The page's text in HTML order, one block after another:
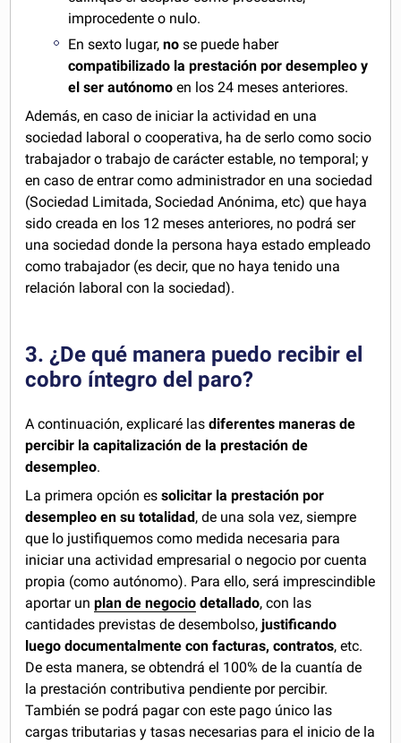
improcedente o nulo.
En sexto lugar,no se puede haber
compatibilizado la prestación por desempleo y
el ser autónomo en los 24 meses anteriores.
Además, en caso de iniciar la actividad en una
sociedad laboral o cooperativa, ha de serlo como socio
trabajador o trabajo de carácter estable, no temporal; y
en caso de entrar como administrador en una sociedad
(Sociedad Limitada, Sociedad Anónima, etc) que haya
sido creada en los 12 meses anteriores, no podrá ser
una sociedad donde la persona haya estado empleado
como trabajador (es decir, que no haya tenido una
relación laboral con la sociedad).
3. ¿De qué manera puedo recibir el
cobro íntegro del paro?
A continuación, explicaré lasdiferentes maneras de
percibir la capitalización de la prestación de
desempleo.
La primera opción essolicitar la prestación por
desempleo en su totalidad, de una sola vez, siempre
que lo justifiquemos como medida necesaria para
iniciar una actividad empresarial o negocio por cuenta
propia (como autónomo). Para ello, será imprescindible
aportar unplan de negocio detallado, con las
cantidades previstas de desembolso,justificando
luego documentalmente con facturas, contratos, etc.
De esta manera, se obtendrá el 100% de la cuantía de
la prestación contributiva pendiente por percibir.
También se podrá pagar con este pago único las
cargas tributarias y tasas necesarias para el inicio de la